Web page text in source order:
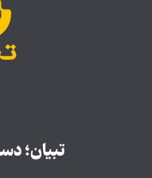
تبیان؛